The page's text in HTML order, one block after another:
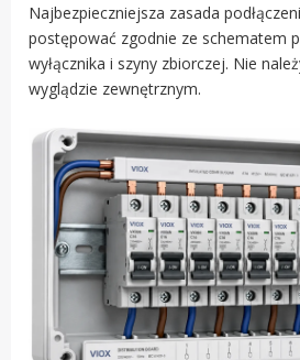
Najbezpieczniejsza zasada
postępować zgodnie ze schematem
wyłącznika i szyny zbiorczej. Nie
wyglądzie zewnętrznym.